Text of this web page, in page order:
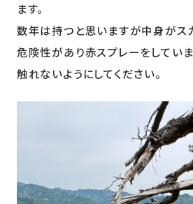
ます。
数年は持つと思いますが中身がス
危険性があり赤スプレーをしてい
触れないようにしてください。